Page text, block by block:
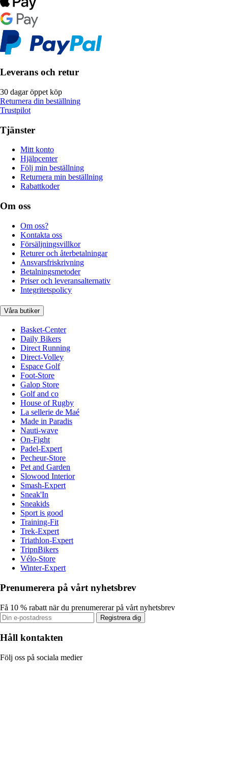
Leverans och retur
30 dagar öppet köp
Returnera din beställning
Trustpilot
Tjänster
Mitt konto
Hjälpcenter
Följ min beställning
Returnera min beställning
Rabattkoder
Om oss
Om oss?
Kontakta oss
Försäljningsvillkor
Returer och återbetalningar
Ansvarsfriskrivning
Betalningsmetoder
Priser och leveransalternativ
Integritetspolicy
Våra butiker
Basket-Center
Daily Bikers
Direct Running
Direct-Volley
Espace Golf
Foot-Store
Galop Store
Golf and co
House of Rugby
La sellerie de Maé
Made in Paradis
Nauti-wave
On-Fight
Padel-Expert
Pecheur-Store
Pet and Garden
Slowood Interior
Smash-Expert
Sneak'In
Sneakids
Sport is good
Training-Fit
Trek-Expert
Triathlon-Expert
TripnBikers
Vélo-Store
Winter-Expert
Prenumerera på vårt nyhetsbrev
Få 10 % rabatt när du prenumererar på vårt nyhetsbrev
Registrera dig
Håll kontakten
Följ oss på sociala medier